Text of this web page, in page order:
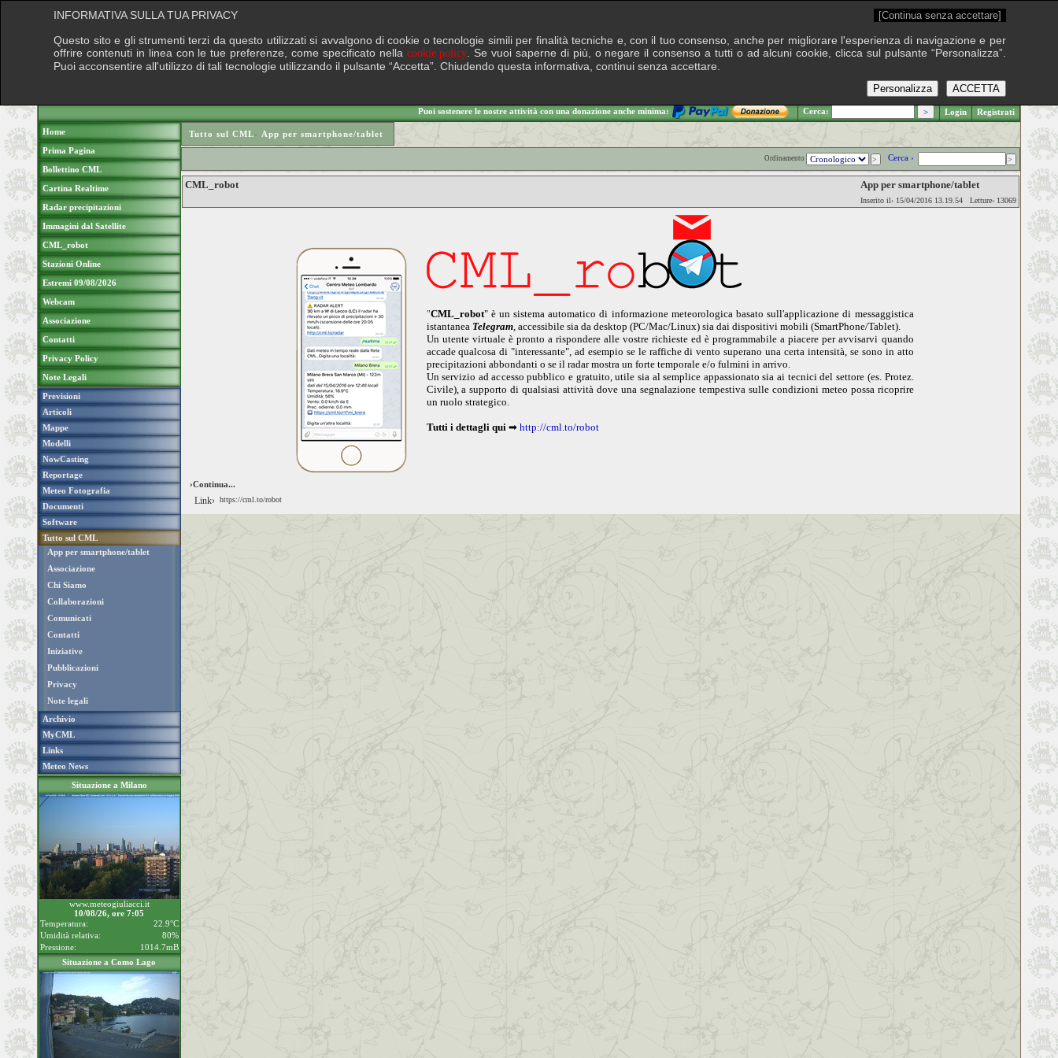
.: Lunedì 10 agosto 2026
Puoi sostenere le nostre attività con una donazione anche minima: Cerca: Login Registrati
Home
Prima Pagina
Bollettino CML
Cartina Realtime
Radar precipitazioni
Immagini dal Satellite
CML_robot
Stazioni Online
Estremi 09/08/2026
Webcam
Associazione
Contatti
Privacy Policy
Note Legali
Previsioni
Articoli
Mappe
Modelli
NowCasting
Reportage
Meteo Fotografia
Documenti
Software
Tutto sul CML
App per smartphone/tablet
Associazione
Chi Siamo
Collaborazioni
Comunicati
Contatti
Iniziative
Pubblicazioni
Privacy
Note legali
Archivio
MyCML
Links
Meteo News
Situazione a Milano
www.meteogiuliacci.it
10/08/26, ore 7:05
Temperatura:
22.9°C
Umidità relativa:
80%
Pressione:
1014.7mB
Situazione a Como Lago
Tutto sul CML› App per smartphone/tablet
Ordinamento Cerca ›
CML_robot App per smartphone/tablet
Inserito il› 15/04/2016 13.19.54 Letture› 13069
"CML_robot" è un sistema automatico di informazione meteorologica basato sull'applicazione di messaggistica
istantanea Telegram, accessibile sia da desktop (PC/Mac/Linux) sia dai dispositivi mobili (SmartPhone/Tablet).
Un utente virtuale è pronto a rispondere alle vostre richieste ed è programmabile a piacere per avvisarvi quando
accade qualcosa di "interessante", ad esempio se le raffiche di vento superano una certa intensità, se sono in atto
precipitazioni abbondanti o se il radar mostra un forte temporale e/o fulmini in arrivo.
Un servizio ad accesso pubblico e gratuito, utile sia al semplice appassionato sia ai tecnici del settore (es. Protez.
Civile), a supporto di qualsiasi attività dove una segnalazione tempestiva sulle condizioni meteo possa ricoprire
un ruolo strategico.
Tutti i dettagli qui➡ http://cml.to/robot
›Continua...
Link› https://cml.to/robot
INFORMATIVA SULLA TUA PRIVACY [Continua senza accettare]
Questo sito e gli strumenti terzi da questo utilizzati si avvalgono di cookie o tecnologie simili per finalità tecniche e, con il tuo consenso, anche per migliorare l'esperienza di navigazione e per
offrire contenuti in linea con le tue preferenze, come specificato nella cookie policy . Se vuoi saperne di più, o negare il consenso a tutti o ad alcuni cookie, clicca sul pulsante “Personalizza”.
Puoi acconsentire all'utilizzo di tali tecnologie utilizzando il pulsante “Accetta”. Chiudendo questa informativa, continui senza accettare.
ACCETTA
Personalizza